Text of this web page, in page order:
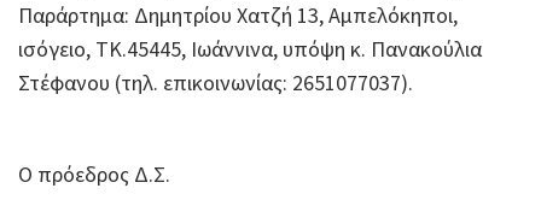
Παράρτημα: Δημητρίου Χατζή 13, Αμπελόκηποι,
ισόγειο, ΤΚ.45445, Ιωάννινα, υπόψη κ. Πανακούλια
Στέφανου (τηλ. επικοινωνίας: 2651077037).
Ο πρόεδρος Δ.Σ.